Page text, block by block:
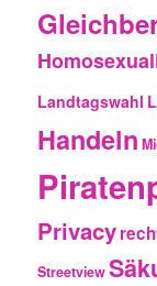
Landtagswahl
Handeln
Privacy
Streetview